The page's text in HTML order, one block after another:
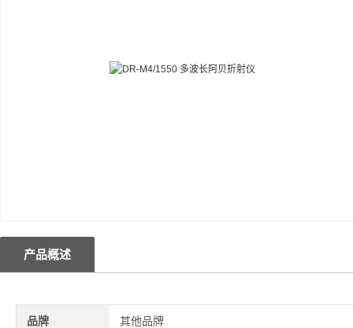
产品概述
品牌 其他品牌